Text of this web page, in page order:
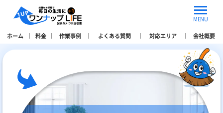
MENU
ホーム
料金 作業事例 よくある質問 対応エリア 会社概要